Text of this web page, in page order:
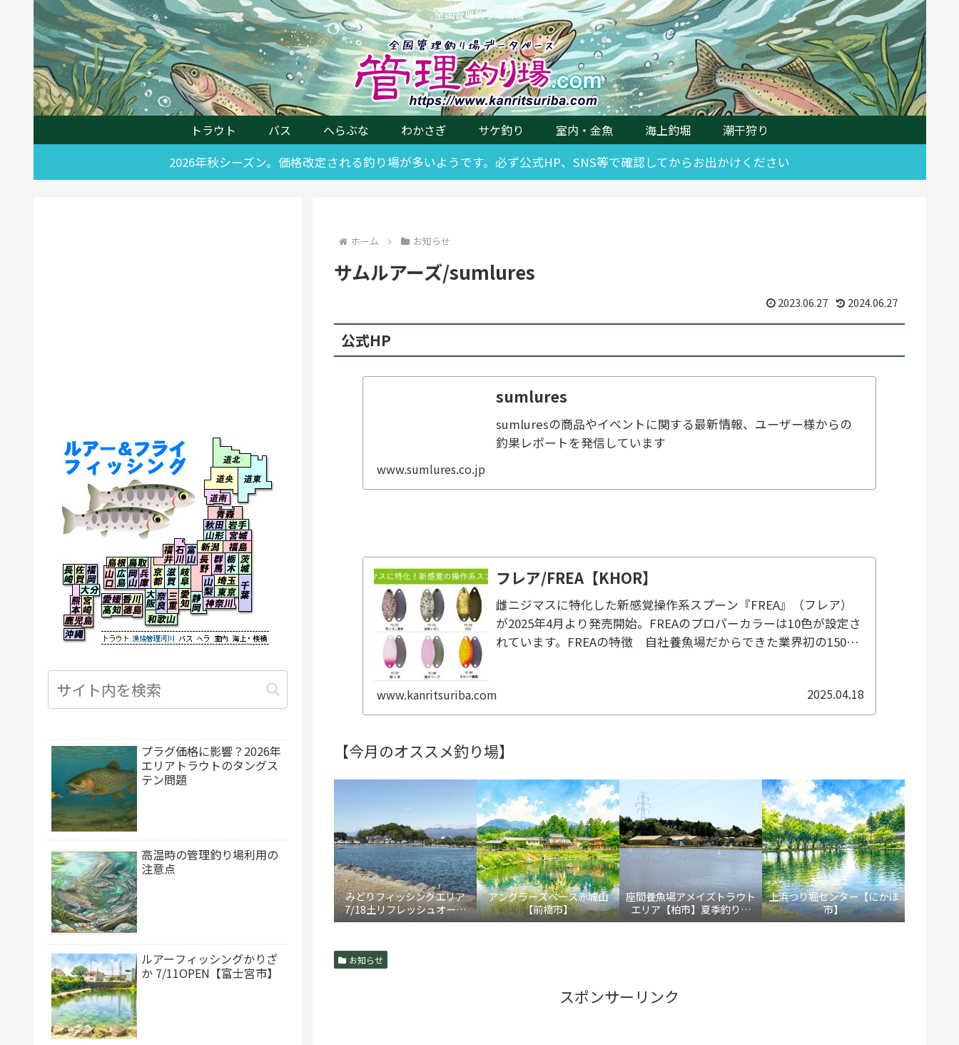
全国管理釣り場情報
トラウト バス へらぶな わかさぎ サケ釣り 室内・金魚 海上釣堀
潮干狩り
2026年秋シーズン。価格改定される釣り場が多いようです。必ず公式HP、SNS等で確認してからお出かけください
ホーム お知らせ
サムルアーズ/sumlures
2023.06.27 2024.06.27
公式HP
sumlures
sumluresの商品やイベントに関する最新情報、ユーザー様からの
釣果レポートを発信しています
www.sumlures.co.jp
フレア/FREA【KHOR】
雌ニジマスに特化した新感覚操作系スプーン『FREA』（フレア）
が2025年4月より発売開始。FREAのプロパーカラーは10色が設定さ
れています。FREAの特徴 自社養魚場だからできた業界初の150回
www.kanritsuriba.com
2025.04.18
【今月のオススメ釣り場】
みどりフィッシングエリア
7/18土リフレッシュオープ
ン！【大田原市】
アングラーズベース赤城山
【前橋市】
座間養魚場アメイズトラウト
エリア【柏市】夏季釣り場
5/17より新装オープン！ト
上浜つり堀センター【にかほ
市】
お知らせ
スポンサーリンク
北海道北
北海道東
北海道央
北海道南
青森県
岩手県
宮城県
秋田県
山形県福島県
栃木県
群馬県
埼玉県
東京都
神奈川県
新潟県
富山県
石川県
福井県
山梨県
長野県
長野県
岐阜県
静岡県
愛知県
三重県
滋賀県
京都府
大阪府
兵庫県
奈良県
和歌山県
鳥取県
島根県
岡山県
広島県
山口県
徳島県
香川県
愛媛県
高知県
福岡県
佐賀県
長崎県
熊本県
大分県
宮崎県
鹿児島県
沖縄県
プラグ価格に影響？2026年
エリアトラウトのタングス
テン問題
高温時の管理釣り場利用の
注意点
ルアーフィッシングかりざ
か 7/11OPEN【富士宮市】